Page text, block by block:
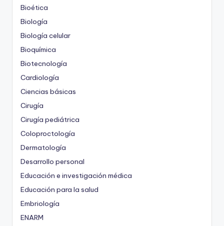
Bioética
Biología
Biología celular
Bioquímica
Biotecnología
Cardiología
Ciencias básicas
Cirugía
Cirugía pediátrica
Coloproctología
Dermatología
Desarrollo personal
Educación e investigación médica
Educación para la salud
Embriología
ENARM